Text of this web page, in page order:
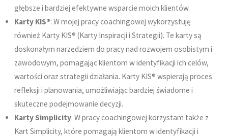
głębsze i bardziej efektywne wsparcie moich klientów.
Karty KIS®: W mojej pracy coachingowej wykorzystuję
również Karty KIS® (Karty Inspiracji i Strategii). Te karty są
doskonałym narzędziem do pracy nad rozwojem osobistym i
zawodowym, pomagając klientom w identyfikacji ich celów,
wartości oraz strategii działania. Karty KIS® wspierają proces
refleksji i planowania, umożliwiając bardziej świadome i
skuteczne podejmowanie decyzji.
Karty Simplicity: W pracy coachingowej korzystam także z
Kart Simplicity, które pomagają klientom w identyfikacji i